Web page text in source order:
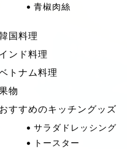
青椒肉絲
国料理
インド料理
トナム料理
物
おすすめのキッチングッズ
サラダドレッシング
トースター